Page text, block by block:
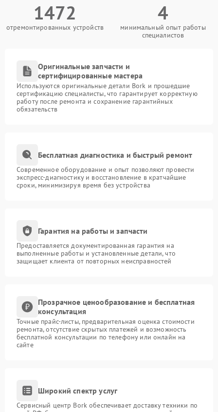
1472
отремонтированных устройств
4
минимальный опыт работы
специалистов
Оригинальные запчасти и
сертифицированные мастера
Используются оригинальные детали Bork и прошедшие
сертификацию специалисты, что гарантирует корректную
работу после ремонта и сохранение гарантийных
обязательств
Бесплатная диагностика и быстрый ремонт
Современное оборудование и опыт позволяют провести
экспресс-диагностику и восстановление в кратчайшие
сроки, минимизируя время без устройства
Гарантия на работы и запчасти
Предоставляется документированная гарантия на
выполненные работы и установленные детали, что
защищает клиента от повторных неисправностей
Прозрачное ценообразование и бесплатная
консультация
Точные прайс-листы, предварительная оценка стоимости
ремонта, отсутствие скрытых платежей и возможность
бесплатной консультации по телефону или онлайн на
сайте
Широкий спектр услуг
Сервисный центр Bork обеспечивает доставку техники по